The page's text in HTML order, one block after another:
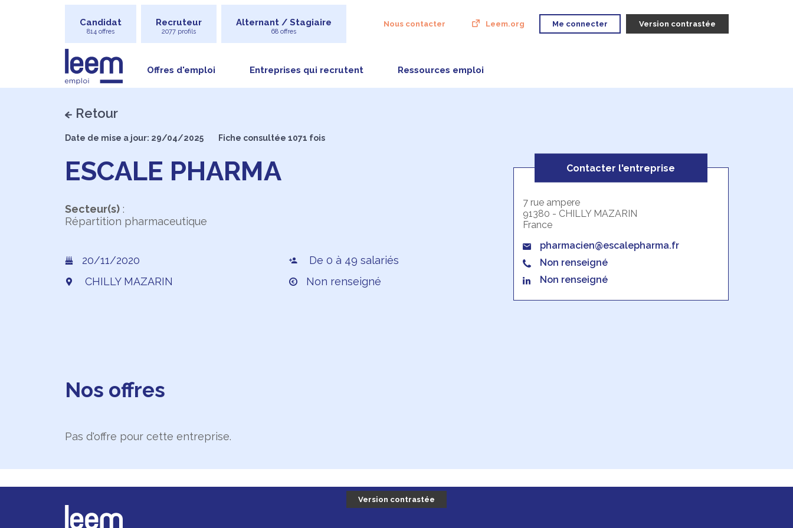
Candidat
814 offres
Recruteur
2077 profils
Alternant / Stagiaire
68 offres
Nous contacter Leem.org Me connecter Version contrastée
Offres d'emploi Entreprises qui recrutent Ressources emploi
Retour
Date de mise a jour: 29/04/2025 Fiche consultée 1071 fois
ESCALE PHARMA
Secteur(s):
Répartition pharmaceutique
20/11/2020
CHILLY MAZARIN
De 0 à 49 salariés
Non renseigné
Contacter l'entreprise
7 rue ampere
91380 - CHILLY MAZARIN
France
pharmacien@escalepharma.fr
Non renseigné
Non renseigné
Nos offres
Pas d'offre pour cette entreprise.
Version contrastée